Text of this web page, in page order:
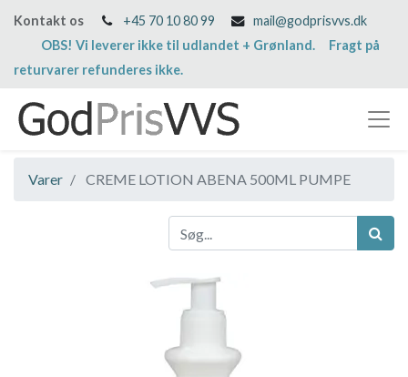
Kontakt os +45 70 10 80 99
mail@godprisvvs.dk
OBS! Vi leverer ikke til udlandet + Grønland. Fragt på
returvarer refunderes ikke.
Varer CREME LOTION ABENA 500ML PUMPE